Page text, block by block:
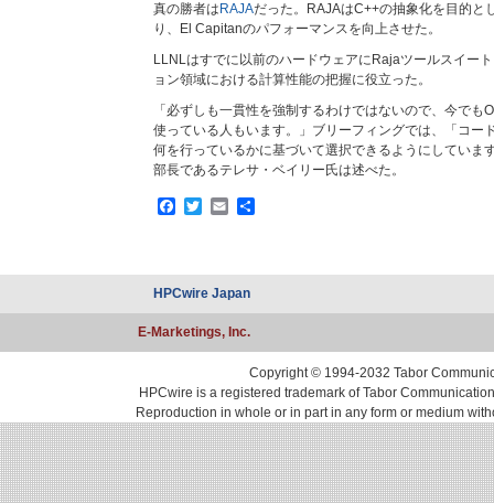
真の勝者は RAJAだった。RAJAはC++の抽象化を目的と
り、El Capitanのパフォーマンスを向上させた。
LLNLはすでに以前のハードウェアにRajaツールスイー
ョン領域における計算性能の把握に役立った。
「必ずしも一貫性を強制するわけではないので、今でも
使っている人もいます。」ブリーフィングでは、「コー
何を行っているかに基づいて選択できるようにしていま
部長であるテレサ・ベイリー氏は述べた。
Facebook
TwitterEmail
共
HPCwire Japan
E-Marketings, Inc.
Copyright © 1994-2032 Tabor
HPCwire is a registered trademark of Tabor
Reproduction in whole or in part in any form or medium